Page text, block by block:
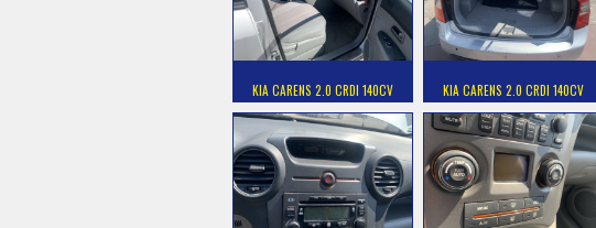
KIA CARENS 2.0 CRDI 140CV KIA CARENS 2.0 CRDI 140CV